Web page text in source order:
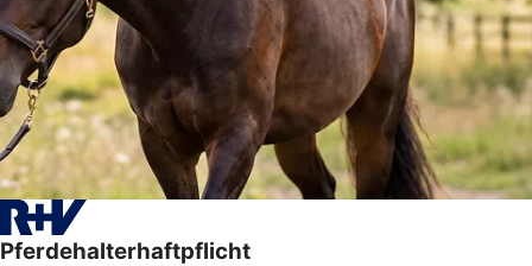
Pferdehalterhaftpflicht